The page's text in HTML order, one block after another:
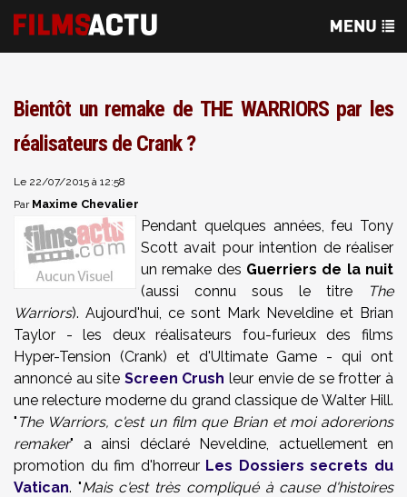
Bientôt un remake de THE WARRIORS par les
réalisateurs de Crank ?
Le 22/07/2015 à 12:58
Par Maxime Chevalier
Pendant quelques années, feu Tony
Scott avait pour intention de réaliser
un remake des Guerriers de la nuit
(aussi connu sous le titre
The
Warriors). Aujourd'hui, ce sont Mark Neveldine et Brian
Taylor - les deux réalisateurs fou-furieux des films
Hyper-Tension (Crank) et d'Ultimate Game - qui ont
annoncé au site Screen Crush leur envie de se frotter à
une relecture moderne du grand classique de Walter Hill.
" The Warriors, c'est un film que Brian et moi adorerions
remaker" a ainsi déclaré Neveldine, actuellement en
promotion du fim d'horreur Les Dossiers secrets du
Vatican. "Mais c'est très compliqué à cause d'histoires